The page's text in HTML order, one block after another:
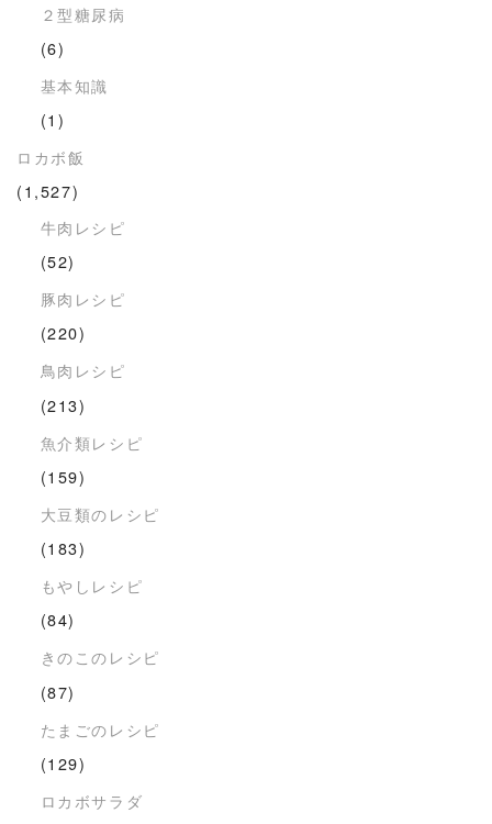
２型糖尿病
(6)
基本知識
(1)
ロカボ飯
(1,527)
牛肉レシピ
(52)
豚肉レシピ
(220)
鳥肉レシピ
(213)
魚介類レシピ
(159)
大豆類のレシピ
(183)
もやしレシピ
(84)
きのこのレシピ
(87)
たまごのレシピ
(129)
ロカボサラダ